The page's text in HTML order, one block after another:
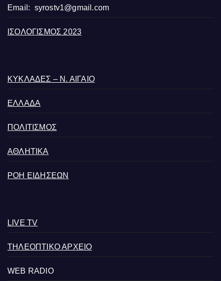
Email: syrostv1@gmail.com
ΙΣΟΛΟΓΙΣΜΟΣ 2023
ΚΥΚΛΑΔΕΣ – Ν. ΑΙΓΑΙΟ
ΕΛΛΑΔΑ
ΠΟΛΙΤΙΣΜΟΣ
ΑΘΛΗΤΙΚΑ
ΡΟΗ ΕΙΔΗΣΕΩΝ
LIVE TV
ΤΗΛΕΟΠΤΙΚΟ ΑΡΧΕΙΟ
WEB RADIO